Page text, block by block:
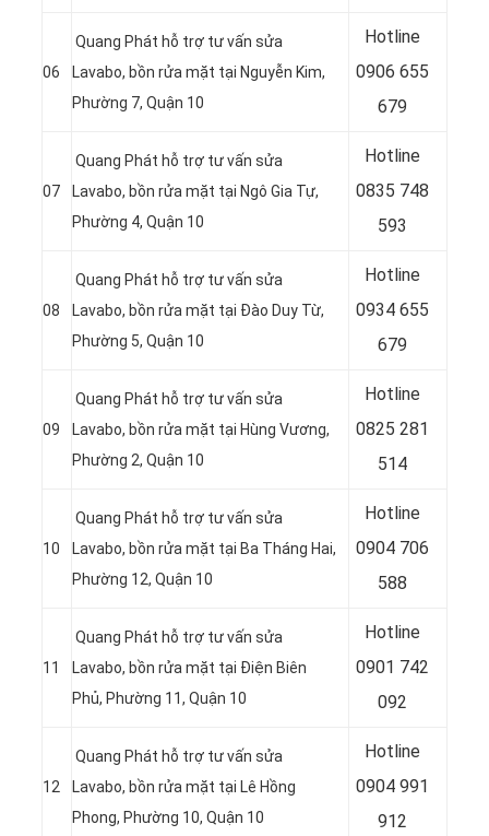
06
Quang Phát hỗ trợ tư vấn sửa
Lavabo, bồn rửa mặt tại Nguyễn Kim,
Phường 7, Quận 10
Hotline
0906 655
679
07
Quang Phát hỗ trợ tư vấn sửa
Lavabo, bồn rửa mặt tại Ngô Gia Tự,
Phường 4, Quận 10
Hotline
0835 748
593
08
Quang Phát hỗ trợ tư vấn sửa
Lavabo, bồn rửa mặt tại Đào Duy Từ,
Phường 5, Quận 10
Hotline
0934 655
679
09
Quang Phát hỗ trợ tư vấn sửa
Lavabo, bồn rửa mặt tại Hùng Vương,
Phường 2, Quận 10
Hotline
0825 281
514
10
Quang Phát hỗ trợ tư vấn sửa
Lavabo, bồn rửa mặt tại Ba Tháng Hai,
Phường 12, Quận 10
Hotline
0904 706
588
11
Quang Phát hỗ trợ tư vấn sửa
Lavabo, bồn rửa mặt tại Điện Biên
Phủ, Phường 11, Quận 10
Hotline
0901 742
092
12
Quang Phát hỗ trợ tư vấn sửa
Lavabo, bồn rửa mặt tại Lê Hồng
Phong, Phường 10, Quận 10
Hotline
0904 991
912